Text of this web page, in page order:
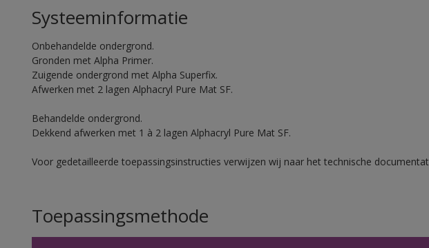
Systeeminformatie
Onbehandelde ondergrond.
Gronden met Alpha Primer.
Zuigende ondergrond met Alpha Superfix.
Afwerken met 2 lagen Alphacryl Pure Mat SF.
Behandelde ondergrond.
Dekkend afwerken met 1 à 2 lagen Alphacryl Pure Mat SF.
Voor gedetailleerde toepassingsinstructies verwijzen wij naar het technische
Toepassingsmethode